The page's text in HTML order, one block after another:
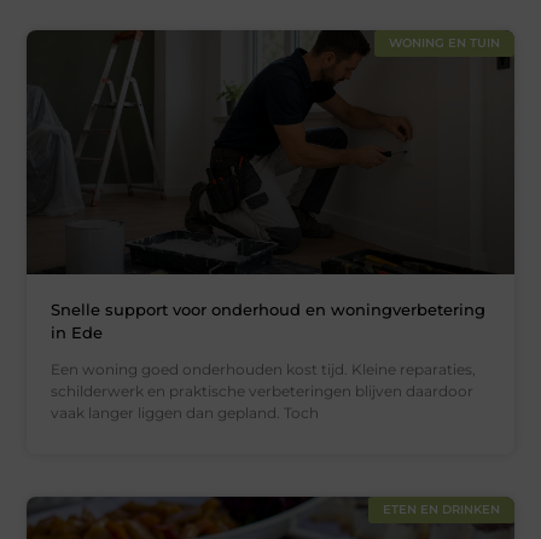
WONING EN TUIN
Snelle support voor onderhoud en woningverbetering
in Ede
Een woning goed onderhouden kost tijd. Kleine reparaties,
schilderwerk en praktische verbeteringen blijven daardoor
vaak langer liggen dan gepland. Toch
ETEN EN DRINKEN